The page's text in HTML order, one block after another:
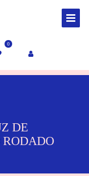
0
DE